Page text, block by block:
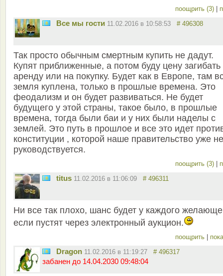
поощрить (3) |
Все мы гости 11.02.2016 в 10:58:53 # 496308
Так просто обычным смертным купить не дадут.
Купят приближенные, а потом буду цену загибать
аренду или на покупку. Будет как в Европе, там
земля куплена, только в прошлые времена. Это
феодализм и он будет развиваться. Не будет
будущего у этой страны, такое было, в прошлые
времена, тогда были баи и у них были наделы с
землей. Это путь в прошлое и все это идет
конституции , которой наше правительство уже не
руководствуется.
поощрить (3) |
titus 11.02.2016 в 11:06:09 # 496311
Ни все так плохо, шанс будет у каждого
если пустят через электронный аукцион.
поощрить |
Dragon 11.02.2016 в 11:19:27 # 496317
забанен до 14.04.2030 09:48:04